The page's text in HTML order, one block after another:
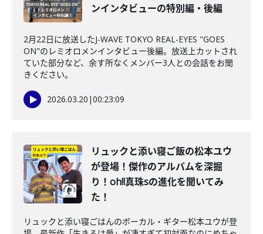
ンインタビューの特別編・後編
2月22日に放送したJ-WAVE TOKYO REAL-EYES "GOES
ON"のレミオロメンインタビュー後編。放送上カットされ
ていた部分など、余す所なくメンバー3人との会話をお聞
きください。
2026.03.20 |00:23:09
リュックと添い寝ご飯の松本ユウ
が登場！傑作のアルバムを深掘
り！oh!!真珠sの進化を聞いてみ
た！
リュックと添い寝ごはんのボーカル・ギター松本ユウが登